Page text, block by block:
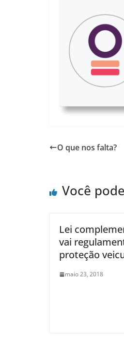
O que nos falta?
Você
Lei
vai
proteção
maio 23, 2018